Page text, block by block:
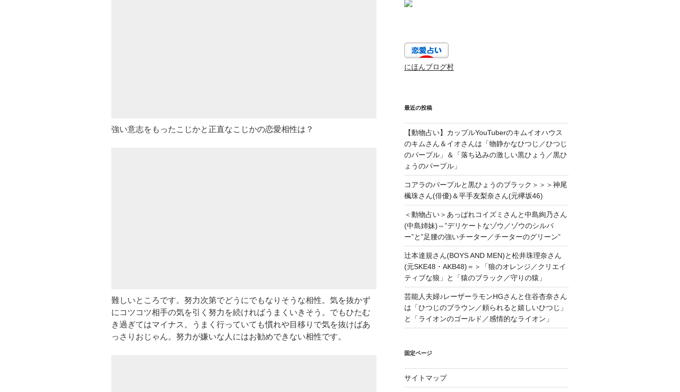
強い意志をもったこじかと正直なこじかの恋愛相性は？
難しいところです。努力次第でどうにでもなりそうな相性。気を抜かず
にコツコツ相手の気を引く努力を続ければうまくいきそう。でもひたむ
き過ぎてはマイナス。うまく行っていても慣れや目移りで気を抜けばあ
っさりおじゃん。努力が嫌いな人にはお勧めできない相性です。
にほんブログ村
最近の投稿
【動物占い】カップルYouTuberのキムイオハウス
のキムさん＆イオさんは「物静かなひつじ／ひつじ
のパープル」＆「落ち込みの激しい黒ひょう／黒ひ
ょうのパープル」
コアラのパープルと黒ひょうのブラック＞＞＞神尾
楓珠さん(俳優)＆平手友梨奈さん(元欅坂46)
＜動物占い＞あっぱれコイズミさんと中島絢乃さん
(中島姉妹)⇔”デリケートなゾウ／ゾウのシルバ
ー”と”足腰の強いチーター／チーターのグリーン”
辻本達規さん(BOYS AND MEN)と松井珠理奈さん
(元SKE48・AKB48)＝＞「狼のオレンジ／クリエイ
ティブな狼」と「猿のブラック／守りの猿」
芸能人夫婦♪レーザーラモンHGさんと住谷杏奈さん
は「ひつじのブラウン／頼られると嬉しいひつじ」
と「ライオンのゴールド／感情的なライオン」
固定ページ
サイトマップ